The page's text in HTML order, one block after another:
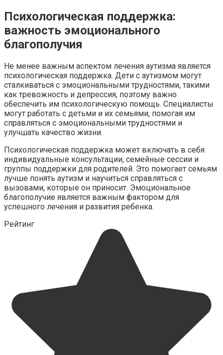
Психологическая поддержка:
важность эмоционального
благополучия
Не менее важным аспектом лечения аутизма является
психологическая поддержка. Дети с аутизмом могут
сталкиваться с эмоциональными трудностями, такими
как тревожность и депрессия, поэтому важно
обеспечить им психологическую помощь. Специалисты
могут работать с детьми и их семьями, помогая им
справляться с эмоциональными трудностями и
улучшать качество жизни.
Психологическая поддержка может включать в себя
индивидуальные консультации, семейные сессии и
группы поддержки для родителей. Это помогает семьям
лучше понять аутизм и научиться справляться с
вызовами, которые он приносит. Эмоциональное
благополучие является важным фактором для
успешного лечения и развития ребенка.
Рейтинг